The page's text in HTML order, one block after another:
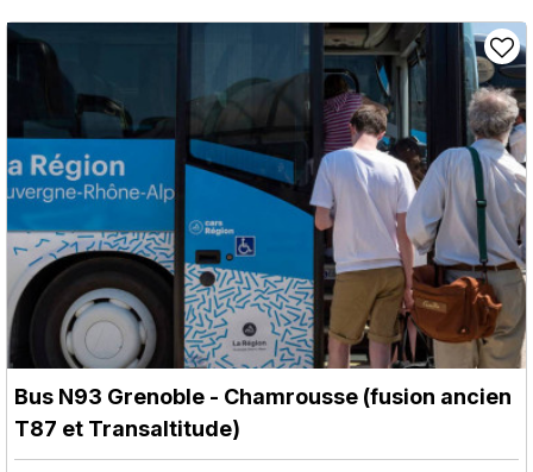
Bus N93 Grenoble - Chamrousse (fusion ancien
T87 et Transaltitude)